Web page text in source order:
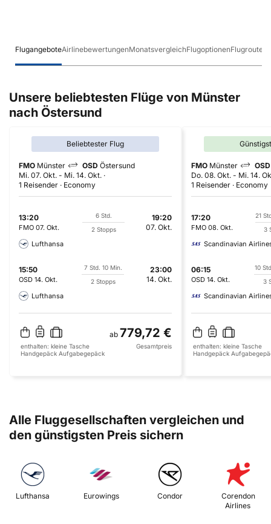
FlugangeboteAirlinebewertungenMonatsvergleichFlugoptionenFlugrouten
Unsere beliebtesten Flüge von Münster
nach Östersund
Beliebtester Flug
FMO Münster OSD Östersund
Mi. 07. Okt. - Mi. 14. Okt.
1 Reisender
Economy
13:20
FMO 07. Okt.
6 Std.
2 Stopps
19:20
07. Okt.
Lufthansa
15:50
OSD 14. Okt.
7 Std. 10 Min.
2 Stopps
23:00
14. Okt.
Lufthansa
ab 779,72 €
enthalten: kleine Tasche
Handgepäck Aufgabegepäck
Gesamtpreis
FMO Münster
OSD
Do. 08. Okt. - Mi. 14.
1 Reisender
Economy
17:20
FMO 08. Okt.
21
3
Scandinavian
06:15
OSD 14. Okt.
10
3
Scandinavian
enthalten: kleine Tasche
Handgepäck
Alle Fluggesellschaften vergleichen und
den günstigsten Preis sichern
Lufthansa Eurowings Condor
Corendon
Airlines